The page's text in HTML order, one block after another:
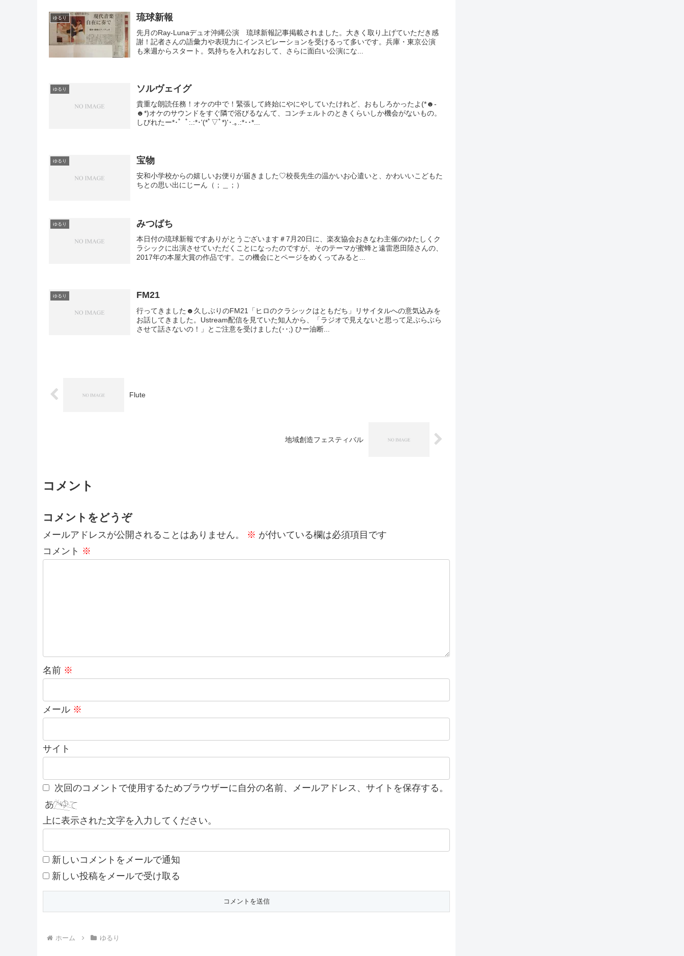
ゆるり 琉球新報
先月のRay-Lunaデュオ沖縄公演 琉球新報記事掲載されました。大きく取り上げていただき感
謝！記者さんの語彙力や表現力にインスピレーションを受けるって多いです。兵庫・東京公演
も来週からスタート。気持ちを入れなおして、さらに面白い公演にな...
ゆるり ソルヴェイグ
貴重な朗読任務！オケの中で！緊張して終始にやにやしていたけれど、おもしろかったよ(*☻-
☻*)オケのサウンドをすぐ隣で浴びるなんて、コンチェルトのときくらいしか機会がないもの。
しびれたー*･゜ﾟ:.:*･'(*ﾟ▽ﾟ*)'･.｡.:*･･*...
ゆるり 宝物
安和小学校からの嬉しいお便りが届きました♡校長先生の温かいお心遣いと、かわいいこどもた
ちとの思い出にじーん（；＿；）
ゆるり みつばち
本日付の琉球新報ですありがとうございます＃7月20日に、楽友協会おきなわ主催のゆたしくク
ラシックに出演させていただくことになったのですが、そのテーマが蜜蜂と遠雷恩田陸さんの、
2017年の本屋大賞の作品です。この機会にとページをめくってみると...
ゆるり FM21
行ってきました☻久しぶりのFM21「ヒロのクラシックはともだち」リサイタルへの意気込みを
お話してきました。Ustream配信を見ていた知人から、「ラジオで見えないと思って足ぶらぶら
させて話さないの！」とご注意を受けました(･･;) ひー油断...
Flute
地域創造フェスティバル
コメント
コメントをどうぞ
メールアドレスが公開されることはありません。 ※ が付いている欄は必須項目です
コメント ※
名前 ※
メール ※
サイト
次回のコメントで使用するためブラウザーに自分の名前、メールアドレス、サイトを保存する。
上に表示された文字を入力してください。
新しいコメントをメールで通知
新しい投稿をメールで受け取る
ホーム ゆるり